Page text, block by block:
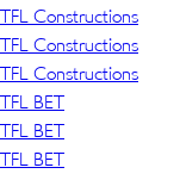
TFL Constructions
TFL Constructions
TFL Constructions
TFL BET
TFL BET
TFL BET